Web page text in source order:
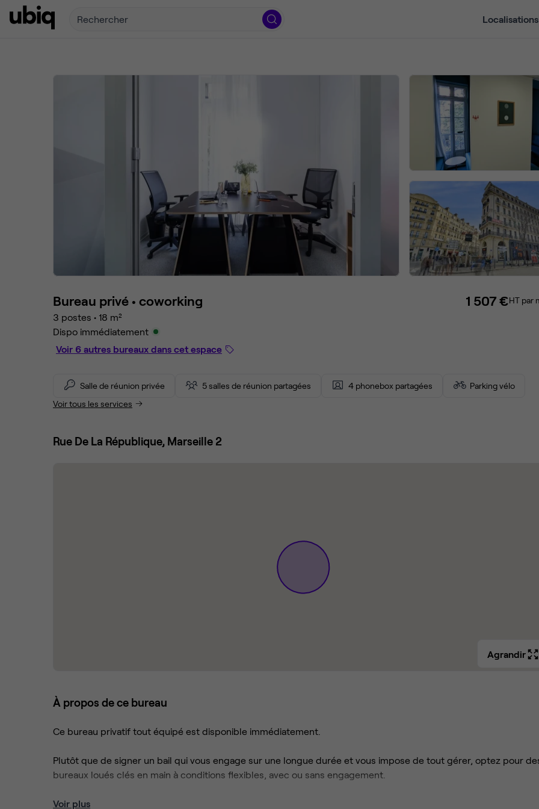
Rechercher Localisations
Bureau privé • coworking
3 postes • 18 m²
Dispo immédiatement
Voir 6 autres bureaux dans cet espace
1 507 €HT par
Salle de réunion privée 5 salles de réunion partagées 4 phonebox partagées
Parking vélo
Voir tous les services
Rue De La République, Marseille 2
Agrandir
À propos de ce bureau
Ce bureau privatif tout équipé est disponible immédiatement.
Plutôt que de signer un bail qui vous engage sur une longue durée et vous impose de tout gérer, optez pour
bureaux loués clés en main à conditions flexibles, avec ou sans engagement.
Libérez-vous des contraintes: travaux, entretien, Internet... et concentrez-vous sur votre activité.
Voir plus